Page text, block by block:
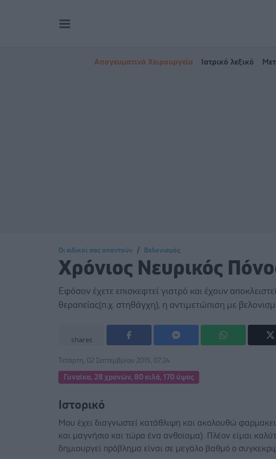
Απογευματινά Χειρουργεία Ιατρικό λεξικό
Οι ειδικοί σας απαντούν Βελονισμός
Χρόνιος Νευρικός
Εφόσον έχετε επισκεφτεί γιατρό και έχουν
θεραπείας(π.χ. στηθάγχη), η αντιμετώπιση με
shares
Τετάρτη, 02 Σεπτεμβρίου 2015, 07:24
Γυναίκα, 28 χρονών, 80 κιλά, 170 ύψος
Ιστορικό
Μου έχει διαγνωστεί κατάθλιψη και ακολουθώ
και μαγνήσιο και τώρα ένα ανθοϊαμα). Πλέον είμαι
δημιουργεί πρόβλημα είναι σε μεγάλο βαθμό ο